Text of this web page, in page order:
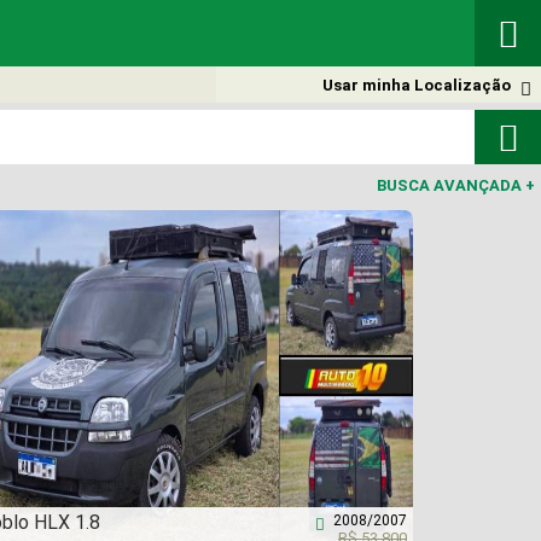


Usar minha Localização

BUSCA AVANÇADA +
HLX 1.8 2008/2007
